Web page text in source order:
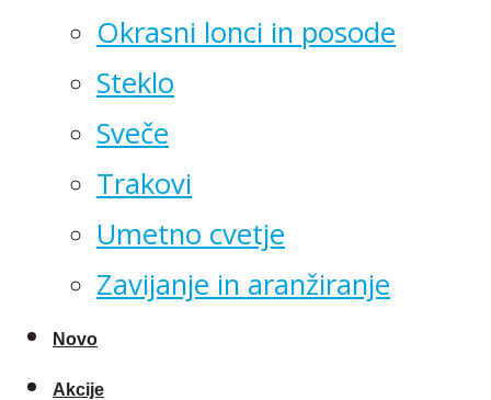
Okrasni lonci in posode
Steklo
Sveče
Trakovi
Umetno cvetje
Zavijanje in aranžiranje
Novo
Akcije